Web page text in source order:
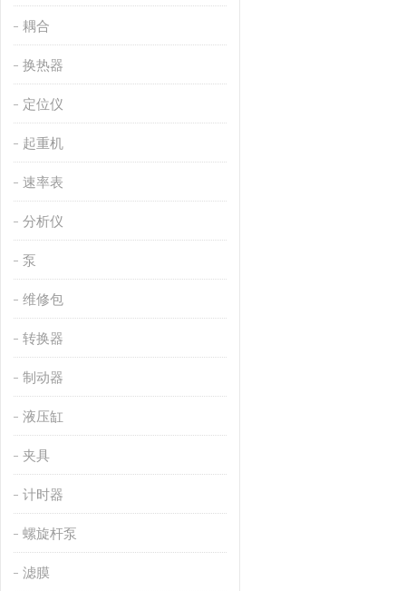
耦合
换热器
定位仪
起重机
速率表
分析仪
泵
维修包
转换器
制动器
液压缸
夹具
计时器
螺旋杆泵
滤膜